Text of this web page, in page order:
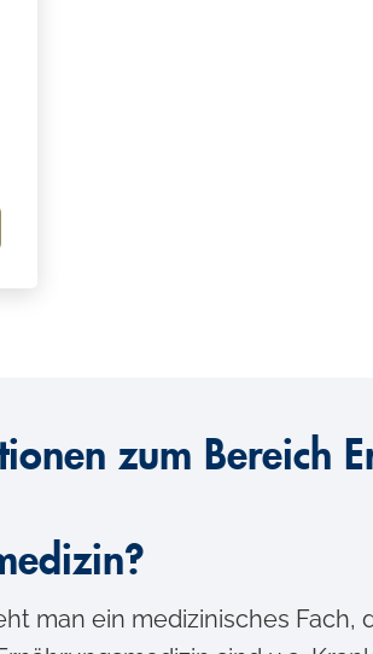
zum Bereich
man ein medizinisches Fach,